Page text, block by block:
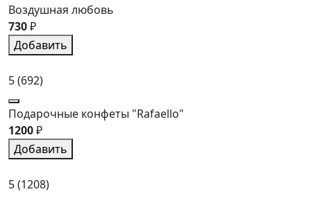
Воздушная любовь
730₽
Добавить
5(692)
Подарочные конфеты "Rafaello"
1200₽
Добавить
5(1208)